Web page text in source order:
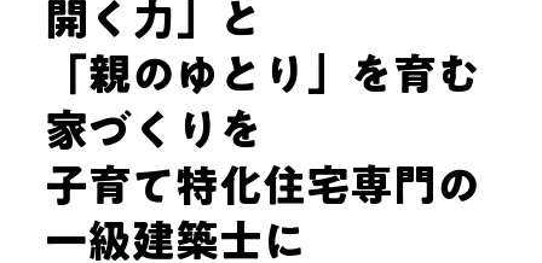
開く力」と
「親のゆとり」を育む
家づくりを
子育て特化住宅専門の
一級建築士に